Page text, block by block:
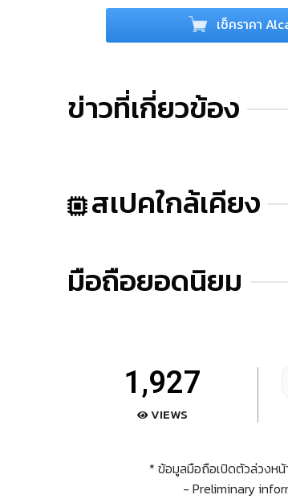
เช็คราคา
ข่าวที่เกี่ยวข้อง
สเปคใกล้เคียง
มือถือยอดนิยม
1,927
VIEWS
* ข้อมูลมือถือเปิดตัวล่วงหน้
- Preliminary